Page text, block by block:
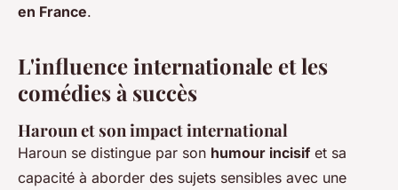
en France.
L'influence internationale et les
comédies à succès
Haroun et son impact international
Haroun se distingue par son humour incisif et sa
capacité à aborder des sujets sensibles avec une